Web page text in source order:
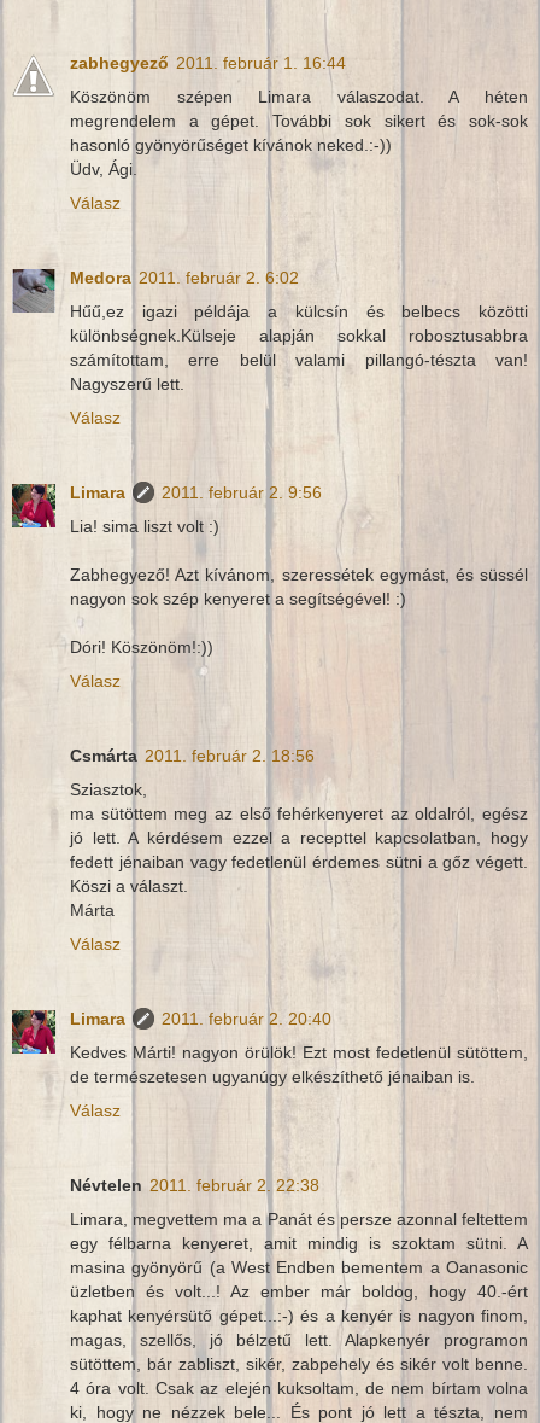
zabhegyező 2011. február 1. 16:44
Köszönöm szépen Limara válaszodat. A héten
megrendelem a gépet. További sok sikert és sok-sok
hasonló gyönyörűséget kívánok neked.:-))
Üdv, Ági.
Válasz
Medora 2011. február 2. 6:02
Hűű,ez igazi példája a külcsín és belbecs közötti
különbségnek.Külseje alapján sokkal robosztusabbra
számítottam, erre belül valami pillangó-tészta van!
Nagyszerű lett.
Válasz
Limara
2011. február 2. 9:56
Lia! sima liszt volt :)
Zabhegyező! Azt kívánom, szeressétek egymást, és süssél
nagyon sok szép kenyeret a segítségével! :)
Dóri! Köszönöm!:))
Válasz
Csmárta 2011. február 2. 18:56
Sziasztok,
ma sütöttem meg az első fehérkenyeret az oldalról, egész
jó lett. A kérdésem ezzel a recepttel kapcsolatban, hogy
fedett jénaiban vagy fedetlenül érdemes sütni a gőz végett.
Köszi a választ.
Márta
Válasz
Limara
2011. február 2. 20:40
Kedves Márti! nagyon örülök! Ezt most fedetlenül sütöttem,
de természetesen ugyanúgy elkészíthető jénaiban is.
Válasz
Névtelen 2011. február 2. 22:38
Limara, megvettem ma a Panát és persze azonnal feltettem
egy félbarna kenyeret, amit mindig is szoktam sütni. A
masina gyönyörű (a West Endben bementem a Oanasonic
üzletben és volt...! Az ember már boldog, hogy 40.-ért
kaphat kenyérsütő gépet...:-) és a kenyér is nagyon finom,
magas, szellős, jó bélzetű lett. Alapkenyér programon
sütöttem, bár zabliszt, sikér, zabpehely és sikér volt benne.
4 óra volt. Csak az elején kuksoltam, de nem bírtam volna
ki, hogy ne nézzek bele... És pont jó lett a tészta, nem